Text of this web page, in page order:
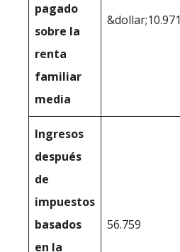
pagado
sobre la
renta
familiar
media
&dollar;10.971
Ingresos
después
de
impuestos
basados
en la
56.759